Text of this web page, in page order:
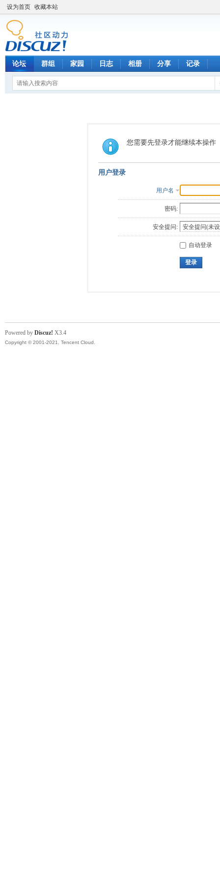
设为首页 收藏本站
论坛 群组 家园 日志 相册 分享 记录
您需要先登录才能继续本操作
用户登录
用户名
密码:
安全提问:
自动登录
登录
Powered by Discuz! X3.4
Copyright © 2001-2021, Tencent Cloud.